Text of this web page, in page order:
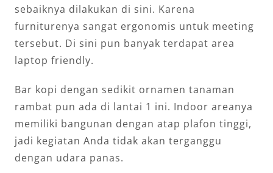
sebaiknya dilakukan di sini. Karena
furniturenya sangat ergonomis untuk meeting
tersebut. Di sini pun banyak terdapat area
laptop friendly.
Bar kopi dengan sedikit ornamen tanaman
rambat pun ada di lantai 1 ini. Indoor areanya
memiliki bangunan dengan atap plafon tinggi,
jadi kegiatan Anda tidak akan terganggu
dengan udara panas.